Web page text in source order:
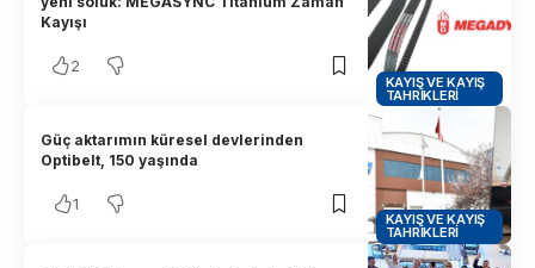
KAYIŞ VE KAYIŞ
TAHRIKLERI
Kayışı
2
KAYIŞ VE KAYIŞ
TAHRIKLERI
Güç aktarımın küresel devlerinden
Optibelt, 150 yaşında
1